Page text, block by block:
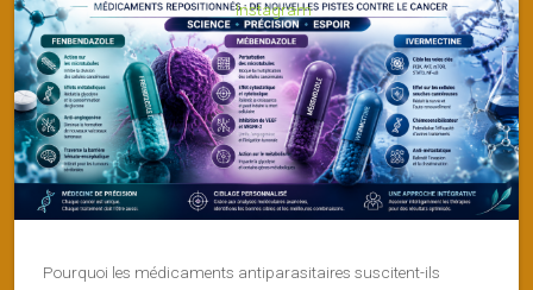
Pourquoi les médicaments antiparasitaires suscitent-ils